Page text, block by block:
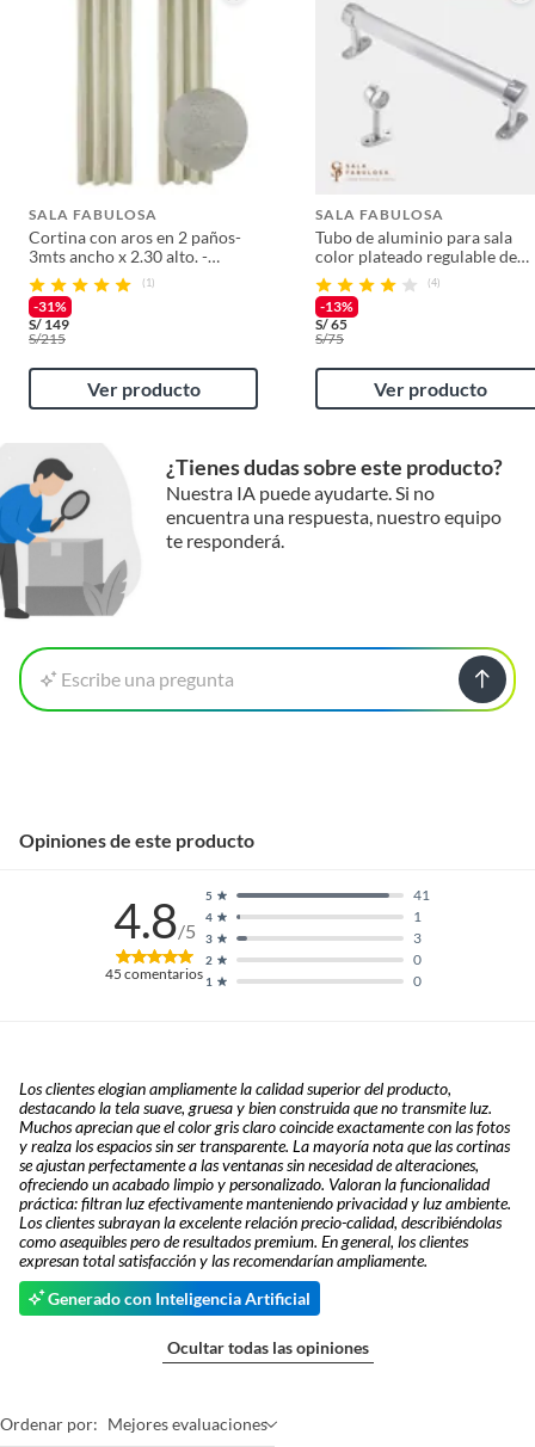
SALA FABULOSA
Cortina con aros en 2 paños-
3mts ancho x 2.30 alto. -
Crema
(1)
-31%
S/ 149
S/215
Ver producto
SALA FABULOSA
Tubo de aluminio para sala
color plateado regulable de
0.75 a 1.40 mts
(4)
-13%
S/65
S/75
Ver producto
¿Tienes dudas sobre este producto?
Nuestra IA puede ayudarte. Si no
encuentra una respuesta, nuestro equipo
te responderá.
Escribe una pregunta
Opiniones de este producto
4.8/5
45 comentarios 1 0
2 0
3 3
4 1
5 41
Los clientes elogian ampliamente la calidad superior del producto,
destacando la tela suave, gruesa y bien construida que no transmite luz.
Muchos aprecian que el color gris claro coincide exactamente con las fotos
y realza los espacios sin ser transparente. La mayoría nota que las cortinas
se ajustan perfectamente a las ventanas sin necesidad de alteraciones,
ofreciendo un acabado limpio y personalizado. Valoran la funcionalidad
práctica: filtran luz efectivamente manteniendo privacidad y luz ambiente.
Los clientes subrayan la excelente relación precio-calidad, describiéndolas
como asequibles pero de resultados premium. En general, los clientes
expresan total satisfacción y las recomendarían ampliamente.
Generado con Inteligencia Artificial
Ocultar todas las opiniones
Ordenar por: Mejores evaluaciones